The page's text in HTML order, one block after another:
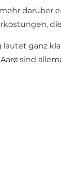
darüber
ganz
sind